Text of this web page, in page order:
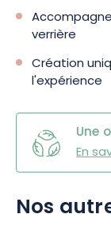
verrière
Création
l'expérience
Une
En
Nos